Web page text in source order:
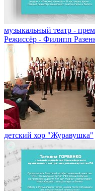
музыкальный театр -
Режиссёр - Филипп
детский хор "Журавушка"